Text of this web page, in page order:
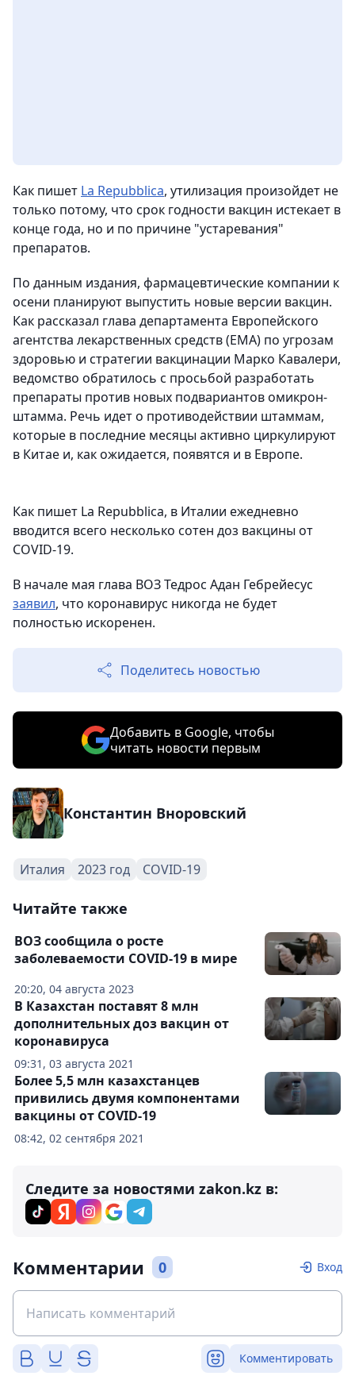
Как пишет La Repubblica, утилизация произойдет не
только потому, что срок годности вакцин истекает в
конце года, но и по причине "устаревания"
препаратов.
По данным издания, фармацевтические компании к
осени планируют выпустить новые версии вакцин.
Как рассказал глава департамента Европейского
агентства лекарственных средств (EMA) по угрозам
здоровью и стратегии вакцинации Марко Кавалери,
ведомство обратилось с просьбой разработать
препараты против новых подвариантов омикрон-
штамма. Речь идет о противодействии штаммам,
которые в последние месяцы активно циркулируют
в Китае и, как ожидается, появятся и в Европе.
Как пишет La Repubblica, в Италии ежедневно
вводится всего несколько сотен доз вакцины от
COVID-19.
В начале мая глава ВОЗ Тедрос Адан Гебрейесус
заявил, что коронавирус никогда не будет
полностью искоренен.
Поделитесь новостью
Добавить в Google, чтобы
читать новости первым
Константин Вноровский
Италия 2023 год COVID-19
Читайте также
20:20, 04 августа 2023
ВОЗ сообщила о росте
заболеваемости COVID-19 в мире
09:31, 03 августа 2021
В Казахстан поставят 8 млн
дополнительных доз вакцин от
коронавируса
08:42, 02 сентября 2021
Более 5,5 млн казахстанцев
привились двумя компонентами
вакцины от COVID-19
Следите за новостями zakon.kz в:
Комментарии 0 Вход
Комментировать